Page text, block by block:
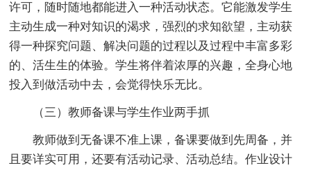
许可，随时随地都能进入一种活动状态。它能激发学生
主动生成一种对知识的渴求，强烈的求知欲望，主动获
得一种探究问题、解决问题的过程以及过程中丰富多彩
的、活生生的体验。学生将伴着浓厚的兴趣，全身心地
投入到做活动中去，会觉得快乐无比。
（三）教师备课与学生作业两手抓
教师做到无备课不准上课，备课要做到先周备，并
且要详实可用，还要有活动记录、活动总结。作业设计